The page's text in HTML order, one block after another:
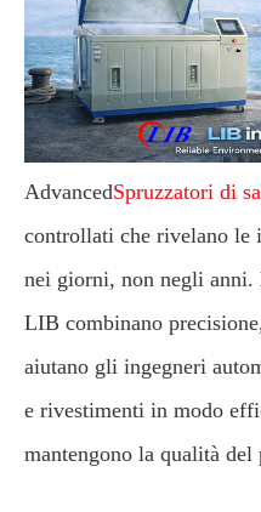
AdvancedSpruzzatori di
controllati che rivelano le
nei giorni, non negli
LIB combinano
aiutano gli ingegneri
e rivestimenti in modo
mantengono la qualità del